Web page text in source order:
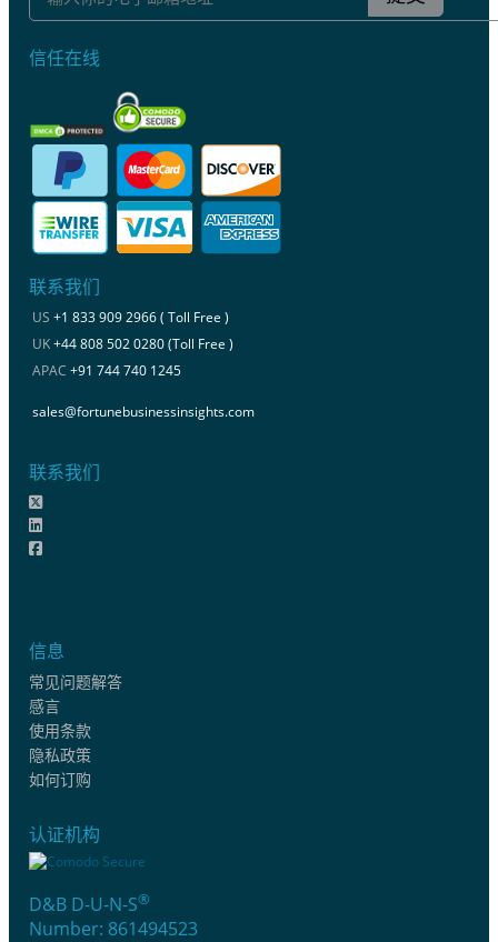
信任在线
联系我们
US +1 833 909 2966 ( Toll Free )
UK+44 808 502 0280 (Toll Free )
APAC +91 744 740 1245
sales@fortunebusinessinsights.com
联系我们
信息
常见问题解答
感言
使用条款
隐私政策
如何订购
认证机构
D&B D-U-N-S®
Number: 861494523